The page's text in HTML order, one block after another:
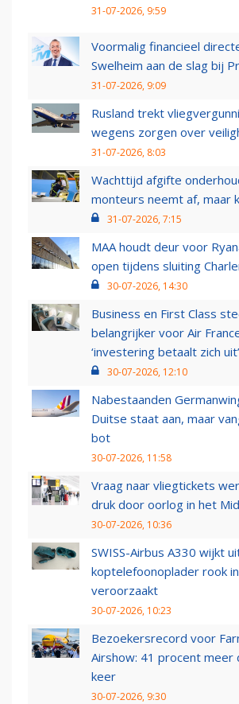
31-07-2026, 9:59
Voormalig financieel
Swelheim aan de slag bij
31-07-2026, 9:09
Rusland trekt
wegens zorgen over
31-07-2026, 8:03
Wachttijd afgifte
monteurs neemt af, maar
31-07-2026, 7:15
MAA houdt deur voor
open tijdens sluiting
30-07-2026, 14:30
Business en First Class
belangrijker voor Air
‘investering betaalt zich uit’
30-07-2026, 12:10
Nabestaanden
Duitse staat aan, maar
bot
30-07-2026, 11:58
Vraag naar vliegtickets
druk door oorlog in het
30-07-2026, 10:36
SWISS-Airbus A330 wijkt
koptelefoonoplader rook
veroorzaakt
30-07-2026, 10:23
Bezoekersrecord voor
Airshow: 41 procent meer
keer
30-07-2026, 9:30